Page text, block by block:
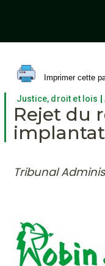
Imprimer cette
Justice, droit et lois |
Rejet du
Tribunal